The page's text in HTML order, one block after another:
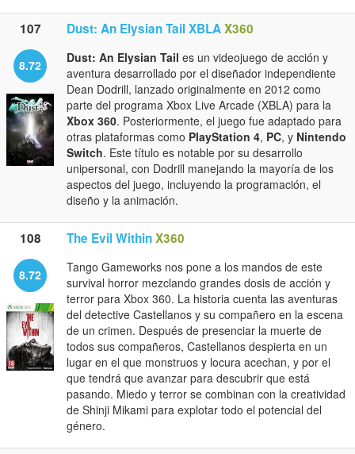
107 Dust: An Elysian Tail XBLAX360
8.72 Dust: An Elysian Tail es un videojuego de acción y
aventura desarrollado por el diseñador independiente
Dean Dodrill, lanzado originalmente en 2012 como
parte del programa Xbox Live Arcade (XBLA) para la
Xbox 360. Posteriormente, el juego fue adaptado para
otras plataformas como PlayStation 4, PC, y Nintendo
Switch. Este título es notable por su desarrollo
unipersonal, con Dodrill manejando la mayoría de los
aspectos del juego, incluyendo la programación, el
diseño y la animación.
108 The Evil WithinX360
8.72
Tango Gameworks nos pone a los mandos de este
survival horror mezclando grandes dosis de acción y
terror para Xbox 360. La historia cuenta las aventuras
del detective Castellanos y su compañero en la escena
de un crimen. Después de presenciar la muerte de
todos sus compañeros, Castellanos despierta en un
lugar en el que monstruos y locura acechan, y por el
que tendrá que avanzar para descubrir que está
pasando. Miedo y terror se combinan con la creatividad
de Shinji Mikami para explotar todo el potencial del
género.